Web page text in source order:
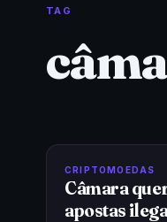
TAG
CRIPTOMOEDAS
Câmara
apostas